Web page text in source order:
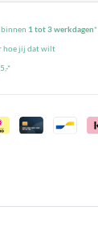
1 tot 3 werkdagen*
hoe jij dat wilt
*